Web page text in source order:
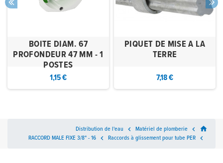
BOITE DIAM. 67
PROFONDEUR 47 MM - 1
POSTES
1,15 €
PIQUET DE MISE A LA
TERRE
7,18 €
home

Matériel de plomberie

Distribution de l'eau

Raccords à glissement pour tube PER

RACCORD MALE FIXE 3/8" - 16